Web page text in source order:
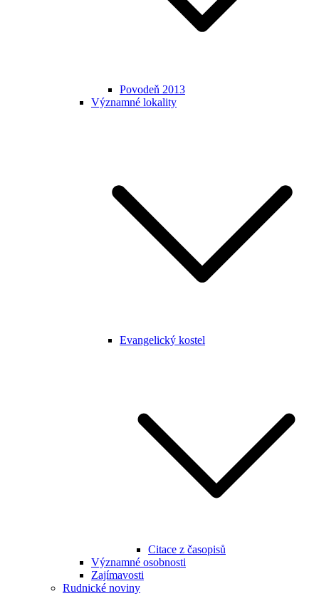
Povodeň 2013
Významné lokality
Evangelický kostel
Citace z časopisů
Významné osobnosti
Zajímavosti
Rudnické noviny